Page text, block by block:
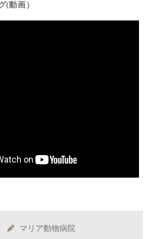
(動画）
マリア動物病院